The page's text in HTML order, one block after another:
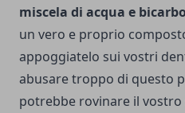
miscela di acqua e
un vero e proprio
appoggiatelo sui vostri
abusare troppo di questo
potrebbe rovinare il